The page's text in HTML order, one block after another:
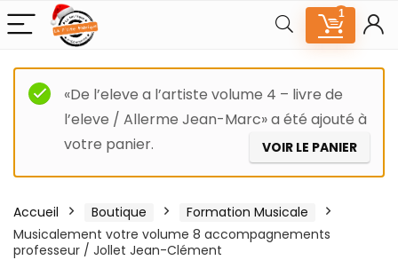
1
«De l’eleve a l’artiste volume 4 – livre de
l’eleve / Allerme Jean-Marc» a été ajouté à
votre panier.
VOIR LE PANIER
Accueil Boutique
Formation Musicale
Musicalement votre volume 8 accompagnements
professeur / Jollet Jean-Clément